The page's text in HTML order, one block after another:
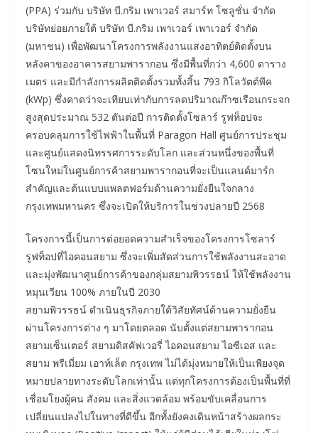
(PPA) ร่วมกับ บริษัท บี.กริม เพาเวอร์ สมาร์ท โซลูชั่น จำกัด
บริษัทย่อยภายใต้ บริษัท บี.กริม เพาเวอร์ เพาเวอร์ จำกัด
(มหาชน) เพื่อพัฒนาโครงการพลังงานแสงอาทิตย์ติดตั้งบน
หลังคาของอาคารสยามพารากอน ซึ่งมีพื้นที่กว่า 4,600 ตาราง
เมตร และมีกำลังการผลิตติดตั้งรวมทั้งสิ้น 793 กิโลวัตต์พีค
(kWp) ซึ่งคาดว่าจะเทียบเท่ากับการลดปริมาณก๊าซเรือนกระจก
สูงสุดประมาณ 532 ตันต่อปี การติดตั้งโซลาร์ รูฟท็อปจะ
ครอบคลุมการใช้ไฟฟ้าในพื้นที่ Paragon Hall ศูนย์การประชุม
และศูนย์แสดงนิทรรศการระดับโลก และส่วนหนึ่งของพื้นที่
โซนใหม่ในศูนย์การค้าสยามพารากอนที่จะเป็นแลนด์มาร์ก
สำคัญและต้นแบบแพลตฟอร์มด้านความยั่งยืนใจกลาง
กรุงเทพมหานคร ซึ่งจะเปิดให้บริการในช่วงปลายปี 2568
โครงการนี้เป็นการต่อยอดความสำเร็จของโครงการโซลาร์
รูฟท็อปที่ไอคอนสยาม ซึ่งจะเพิ่มสัดส่วนการใช้พลังงานสะอาด
และมุ่งพัฒนาศูนย์การค้าของกลุ่มสยามพิวรรธน์ ให้ใช้พลังงาน
หมุนเวียน 100% ภายในปี 2030
สยามพิวรรธน์ ดำเนินธุรกิจภายใต้วิสัยทัศน์ด้านความยั่งยืน
ผ่านโครงการต่าง ๆ มาโดยตลอด นับตั้งแต่สยามพารากอน
สยามเซ็นเตอร์ สยามดิสคัฟเวอรี่ ไอคอนสยาม ไอซีเอส และ
สยาม พรีเมี่ยม เอาท์เล็ต กรุงเทพ ไม่ได้มุ่งหมายให้เป็นเพียงจุด
หมายปลายทางระดับโลกเท่านั้น แต่ทุกโครงการต้องเป็นพื้นที่ที่
เชื่อมโยงผู้คน สังคม และสิ่งแวดล้อม พร้อมขับเคลื่อนการ
เปลี่ยนแปลงไปในทางที่ดีขึ้น อีกทั้งยังคงเดินหน้าสร้างผลกระ